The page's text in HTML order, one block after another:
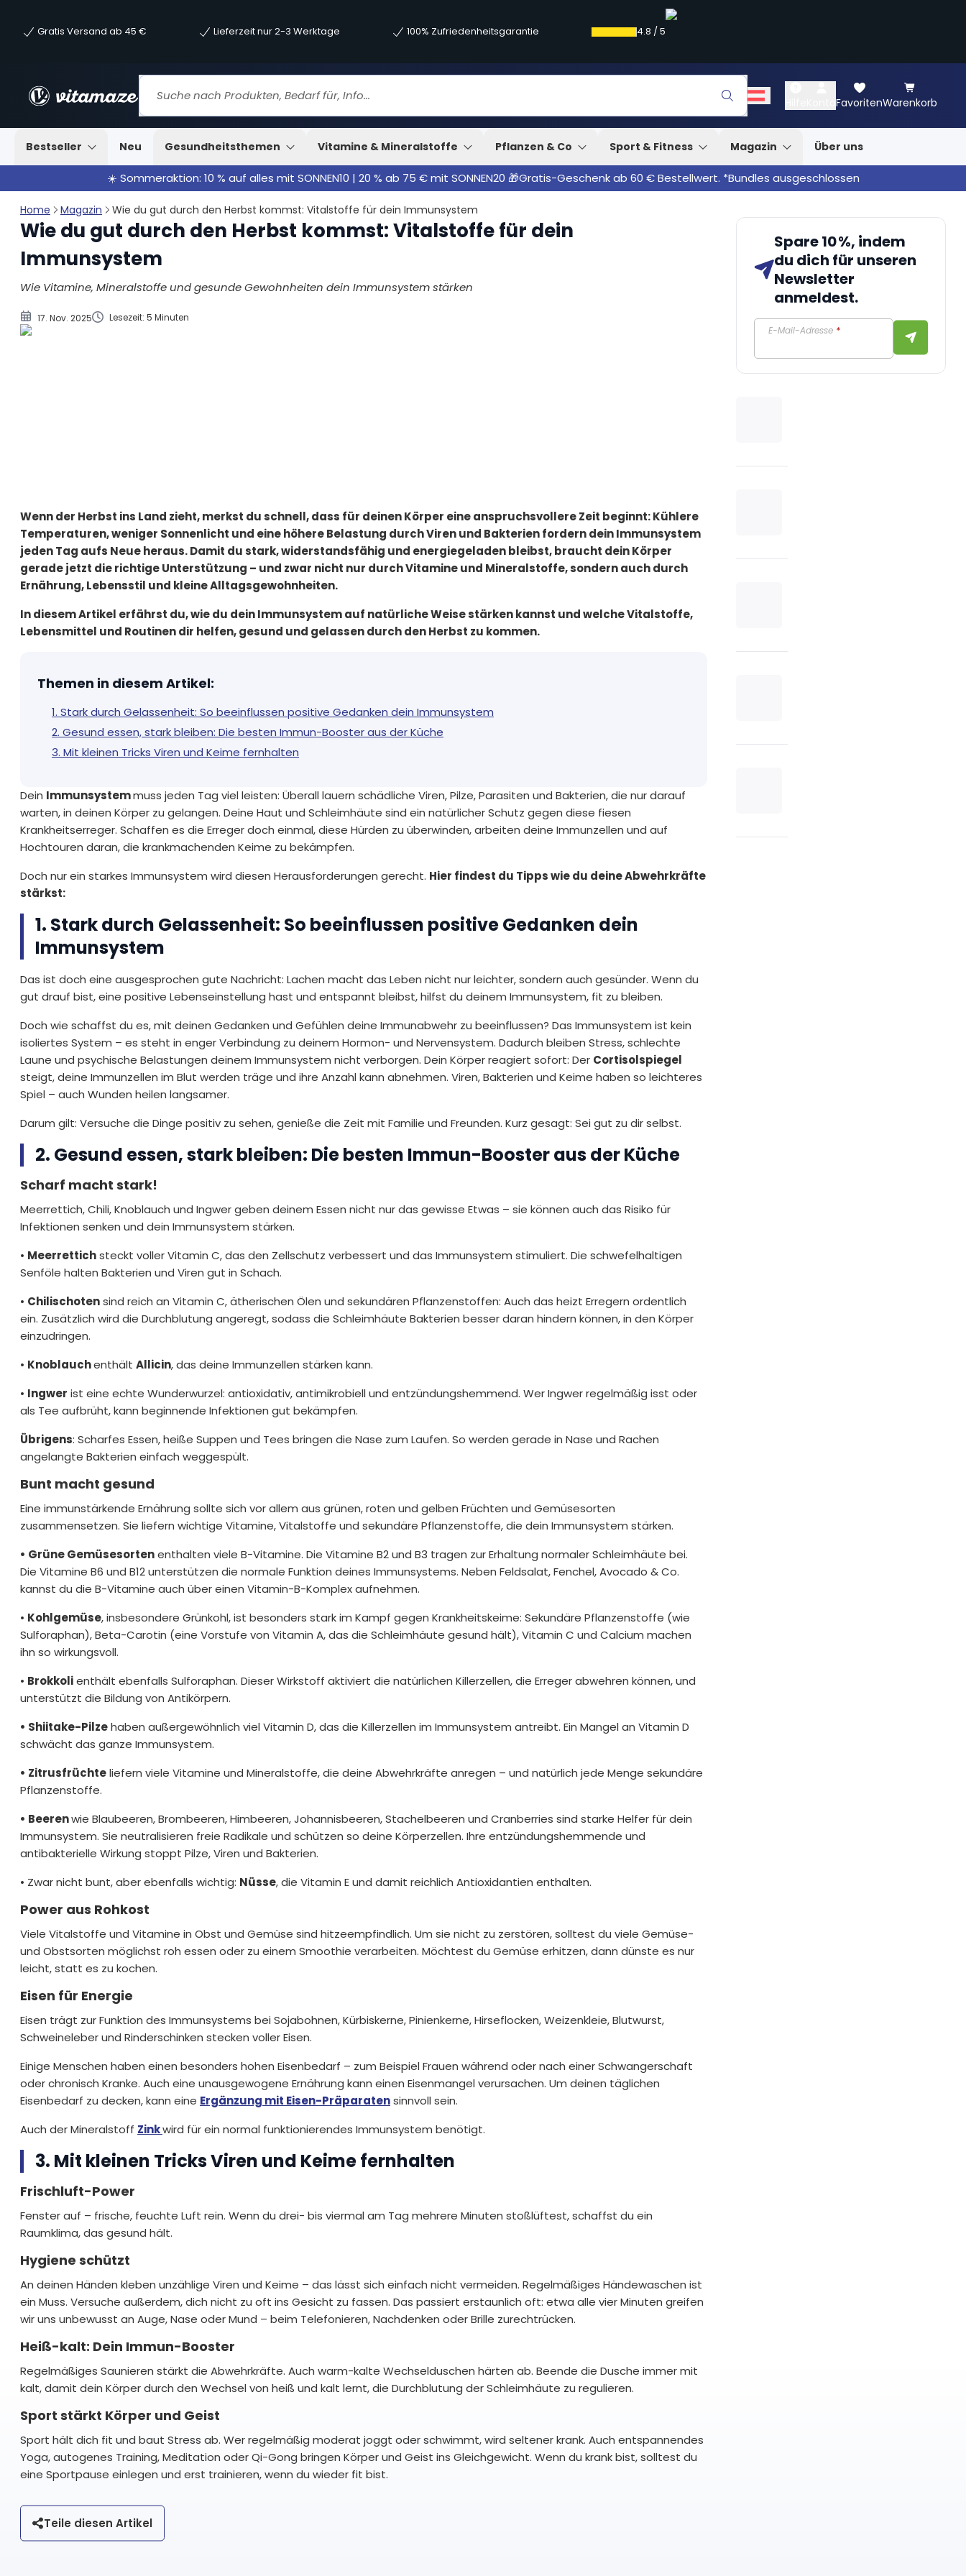
Gratis Versand ab 45 € Lieferzeit nur 2-3 Werktage 100% Zufriedenheitsgarantie 4.8 /5
FavoritenWarenkorb
Bestseller Neu Gesundheitsthemen Vitamine & Mineralstoffe Pflanzen & Co Sport & Fitness Magazin Über uns
☀️ Sommeraktion: 10 % auf alles mit SONNEN10 | 20 % ab 75 € mit SONNEN20 🎁Gratis-Geschenk ab 60 € Bestellwert. *Bundles ausgeschlossen
Home Magazin Wie du gut durch den Herbst kommst: Vitalstoffe für dein Immunsystem
Wie du gut durch den Herbst kommst: Vitalstoffe für dein
Immunsystem
Wie Vitamine, Mineralstoffe und gesunde Gewohnheiten dein Immunsystem stärken
17. Nov. 2025 Lesezeit: 5 Minuten
Wenn der Herbst ins Land zieht, merkst du schnell, dass für deinen Körper eine anspruchsvollere Zeit beginnt: Kühlere
Temperaturen, weniger Sonnenlicht und eine höhere Belastung durch Viren und Bakterien fordern dein Immunsystem
jeden Tag aufs Neue heraus. Damit du stark, widerstandsfähig und energiegeladen bleibst, braucht dein Körper
gerade jetzt die richtige Unterstützung – und zwar nicht nur durch Vitamine und Mineralstoffe, sondern auch durch
Ernährung, Lebensstil und kleine Alltagsgewohnheiten.
In diesem Artikel erfährst du, wie du dein Immunsystem auf natürliche Weise stärken kannst und welche Vitalstoffe,
Lebensmittel und Routinen dir helfen, gesund und gelassen durch den Herbst zu kommen.
Themen in diesem Artikel:
1. Stark durch Gelassenheit: So beeinflussen positive Gedanken dein Immunsystem
2. Gesund essen, stark bleiben: Die besten Immun-Booster aus der Küche
3. Mit kleinen Tricks Viren und Keime fernhalten
1. Stark durch Gelassenheit: So beeinflussen positive Gedanken dein Immunsystem
3. Mit kleinen Tricks Viren und Keime fernhalten
Dein Immunsystemmuss jeden Tag viel leisten: Überall lauern schädliche Viren, Pilze, Parasiten und Bakterien, die nur darauf
warten, in deinen Körper zu gelangen. Deine Haut und Schleimhäute sind ein natürlicher Schutz gegen diese fiesen
Krankheitserreger. Schaffen es die Erreger doch einmal, diese Hürden zu überwinden, arbeiten deine Immunzellen und auf
Hochtouren daran, die krankmachenden Keime zu bekämpfen.
Doch nur ein starkes Immunsystem wird diesen Herausforderungen gerecht. Hier findest du Tipps wie du deine Abwehrkräfte
stärkst:
1. Stark durch Gelassenheit: So beeinflussen positive Gedanken dein
Immunsystem
Das ist doch eine ausgesprochen gute Nachricht: Lachen macht das Leben nicht nur leichter, sondern auch gesünder. Wenn du
gut drauf bist, eine positive Lebenseinstellung hast und entspannt bleibst, hilfst du deinem Immunsystem, fit zu bleiben.
Doch wie schaffst du es, mit deinen Gedanken und Gefühlen deine Immunabwehr zu beeinflussen? Das Immunsystem ist kein
isoliertes System – es steht in enger Verbindung zu deinem Hormon- und Nervensystem. Dadurch bleiben Stress, schlechte
Laune und psychische Belastungen deinem Immunsystem nicht verborgen. Dein Körper reagiert sofort: Der Cortisolspiegel
steigt, deine Immunzellen im Blut werden träge und ihre Anzahl kann abnehmen. Viren, Bakterien und Keime haben so leichteres
Spiel – auch Wunden heilen langsamer.
Darum gilt: Versuche die Dinge positiv zu sehen, genieße die Zeit mit Familie und Freunden. Kurz gesagt: Sei gut zu dir selbst.
2. Gesund essen, stark bleiben: Die besten Immun-Booster aus der Küche
Scharf macht stark!
Meerrettich, Chili, Knoblauch und Ingwer geben deinem Essen nicht nur das gewisse Etwas – sie können auch das Risiko für
Infektionen senken und dein Immunsystem stärken.
• Meerrettichsteckt voller Vitamin C, das den Zellschutz verbessert und das Immunsystem stimuliert. Die schwefelhaltigen
Senföle halten Bakterien und Viren gut in Schach.
• Chilischotensind reich an Vitamin C, ätherischen Ölen und sekundären Pflanzenstoffen: Auch das heizt Erregern ordentlich
ein. Zusätzlich wird die Durchblutung angeregt, sodass die Schleimhäute Bakterien besser daran hindern können, in den Körper
einzudringen.
• Knoblauchenthält Allicin, das deine Immunzellen stärken kann.
• Ingwer ist eine echte Wunderwurzel: antioxidativ, antimikrobiell und entzündungshemmend. Wer Ingwer regelmäßig isst oder
als Tee aufbrüht, kann beginnende Infektionen gut bekämpfen.
Übrigens: Scharfes Essen, heiße Suppen und Tees bringen die Nase zum Laufen. So werden gerade in Nase und Rachen
angelangte Bakterien einfach weggespült.
Bunt macht gesund
Eine immunstärkende Ernährung sollte sich vor allem aus grünen, roten und gelben Früchten und Gemüsesorten
zusammensetzen. Sie liefern wichtige Vitamine, Vitalstoffe und sekundäre Pflanzenstoffe, die dein Immunsystem stärken.
• Grüne Gemüsesortenenthalten viele B-Vitamine. Die Vitamine B2 und B3 tragen zur Erhaltung normaler Schleimhäute bei.
Die Vitamine B6 und B12 unterstützen die normale Funktion deines Immunsystems. Neben Feldsalat, Fenchel, Avocado & Co.
kannst du die B-Vitamine auch über einen Vitamin-B-Komplex aufnehmen.
• Kohlgemüse, insbesondere Grünkohl, ist besonders stark im Kampf gegen Krankheitskeime: Sekundäre Pflanzenstoffe (wie
Sulforaphan), Beta-Carotin (eine Vorstufe von Vitamin A, das die Schleimhäute gesund hält), Vitamin C und Calcium machen
ihn so wirkungsvoll.
• Brokkolienthält ebenfalls Sulforaphan. Dieser Wirkstoff aktiviert die natürlichen Killerzellen, die Erreger abwehren können, und
unterstützt die Bildung von Antikörpern.
• Shiitake-Pilzehaben außergewöhnlich viel Vitamin D, das die Killerzellen im Immunsystem antreibt. Ein Mangel an Vitamin D
schwächt das ganze Immunsystem.
• Zitrusfrüchteliefern viele Vitamine und Mineralstoffe, die deine Abwehrkräfte anregen – und natürlich jede Menge sekundäre
Pflanzenstoffe.
• Beerenwie Blaubeeren, Brombeeren, Himbeeren, Johannisbeeren, Stachelbeeren und Cranberries sind starke Helfer für dein
Immunsystem. Sie neutralisieren freie Radikale und schützen so deine Körperzellen. Ihre entzündungshemmende und
antibakterielle Wirkung stoppt Pilze, Viren und Bakterien.
• Zwar nicht bunt, aber ebenfalls wichtig: Nüsse, die Vitamin E und damit reichlich Antioxidantien enthalten.
Power aus Rohkost
Viele Vitalstoffe und Vitamine in Obst und Gemüse sind hitzeempfindlich. Um sie nicht zu zerstören, solltest du viele Gemüse-
und Obstsorten möglichst roh essen oder zu einem Smoothie verarbeiten. Möchtest du Gemüse erhitzen, dann dünste es nur
leicht, statt es zu kochen.
Eisen für Energie
Eisen trägt zur Funktion des Immunsystems bei Sojabohnen, Kürbiskerne, Pinienkerne, Hirseflocken, Weizenkleie, Blutwurst,
Schweineleber und Rinderschinken stecken voller Eisen.
Einige Menschen haben einen besonders hohen Eisenbedarf – zum Beispiel Frauen während oder nach einer Schwangerschaft
oder chronisch Kranke. Auch eine unausgewogene Ernährung kann einen Eisenmangel verursachen. Um deinen täglichen
Eisenbedarf zu decken, kann eine Ergänzung mit Eisen-Präparatensinnvoll sein.
Auch der Mineralstoff Zinkwird für ein normal funktionierendes Immunsystem benötigt.
3. Mit kleinen Tricks Viren und Keime fernhalten
Frischluft-Power
Fenster auf – frische, feuchte Luft rein. Wenn du drei- bis viermal am Tag mehrere Minuten stoßlüftest, schaffst du ein
Raumklima, das gesund hält.
Hygiene schützt
An deinen Händen kleben unzählige Viren und Keime – das lässt sich einfach nicht vermeiden. Regelmäßiges Händewaschen ist
ein Muss. Versuche außerdem, dich nicht zu oft ins Gesicht zu fassen. Das passiert erstaunlich oft: etwa alle vier Minuten greifen
wir uns unbewusst an Auge, Nase oder Mund – beim Telefonieren, Nachdenken oder Brille zurechtrücken.
Heiß-kalt: Dein Immun-Booster
Regelmäßiges Saunieren stärkt die Abwehrkräfte. Auch warm-kalte Wechselduschen härten ab. Beende die Dusche immer mit
kalt, damit dein Körper durch den Wechsel von heiß und kalt lernt, die Durchblutung der Schleimhäute zu regulieren.
Sport stärkt Körper und Geist
Sport hält dich fit und baut Stress ab. Wer regelmäßig moderat joggt oder schwimmt, wird seltener krank. Auch entspannendes
Yoga, autogenes Training, Meditation oder Qi-Gong bringen Körper und Geist ins Gleichgewicht. Wenn du krank bist, solltest du
eine Sportpause einlegen und erst trainieren, wenn du wieder fit bist.
Teile diesen Artikel
Spare 10 %, indem
du dich für unseren
Newsletter
anmeldest.
E-Mail-Adresse*